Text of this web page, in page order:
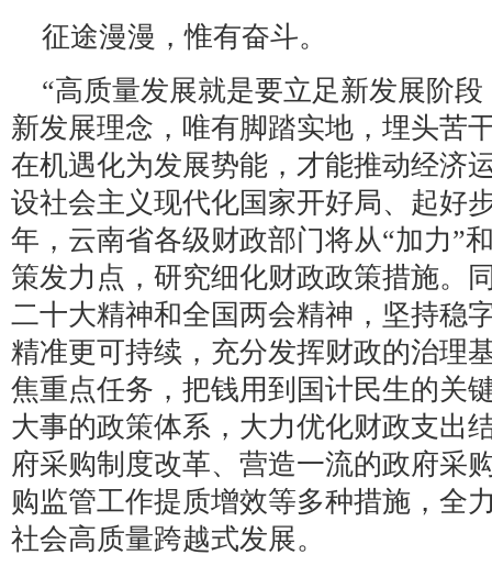
征途漫漫，惟有奋斗。
“高质量发展就是要立足新发展阶
新发展理念，唯有脚踏实地，埋头苦
在机遇化为发展势能，才能推动经济
设社会主义现代化国家开好局、起好
年，云南省各级财政部门将从“加力”
策发力点，研究细化财政政策措施。
二十大精神和全国两会精神，坚持稳
精准更可持续，充分发挥财政的治理
焦重点任务，把钱用到国计民生的关
大事的政策体系，大力优化财政支出
府采购制度改革、营造一流的政府采
购监管工作提质增效等多种措施，全
社会高质量跨越式发展。